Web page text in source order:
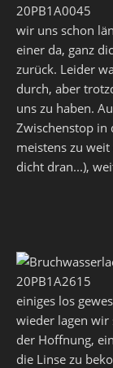
wir uns schon
einer da, ganz
zurück. Leider
durch, aber
uns zu haben.
Zwischenstop in
meistens zu
dicht dran...),
einiges los
wieder lagen wir
der Hoffnung,
die Linse zu